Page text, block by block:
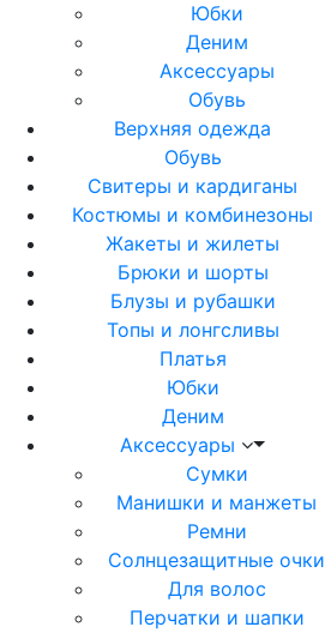
Юбки
Деним
Аксессуары
Обувь
Верхняя одежда
Обувь
Свитеры и кардиганы
Костюмы и комбинезоны
Жакеты и жилеты
Брюки и шорты
Блузы и рубашки
Топы и лонгсливы
Платья
Юбки
Деним
Аксессуары
Сумки
Манишки и манжеты
Ремни
Солнцезащитные очки
Для волос
Перчатки и шапки